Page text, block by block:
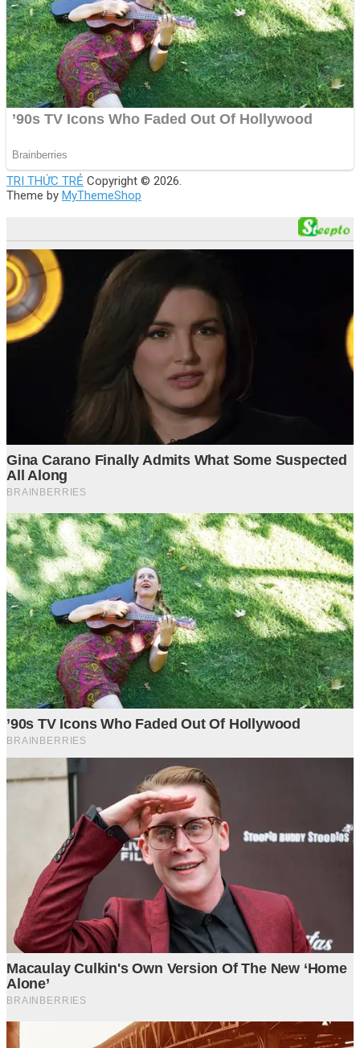
TRI THỨC TRẺ Copyright © 2026.
Theme by MyThemeShop